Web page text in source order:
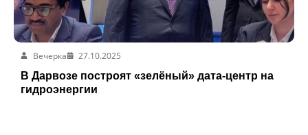
Вечерка
27.10.2025
В Дарвозе построят «зелёный» дата-центр на
гидроэнергии